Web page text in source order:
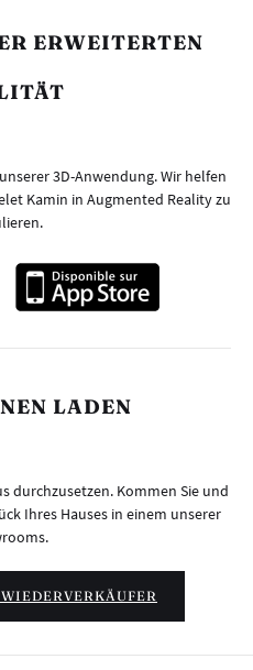
ERWEITERTEN
3D-Anwendung. Wir helfen
Kamin in Augmented Reality zu
LADEN
durchzusetzen. Kommen Sie und
Ihres Hauses in einem unserer